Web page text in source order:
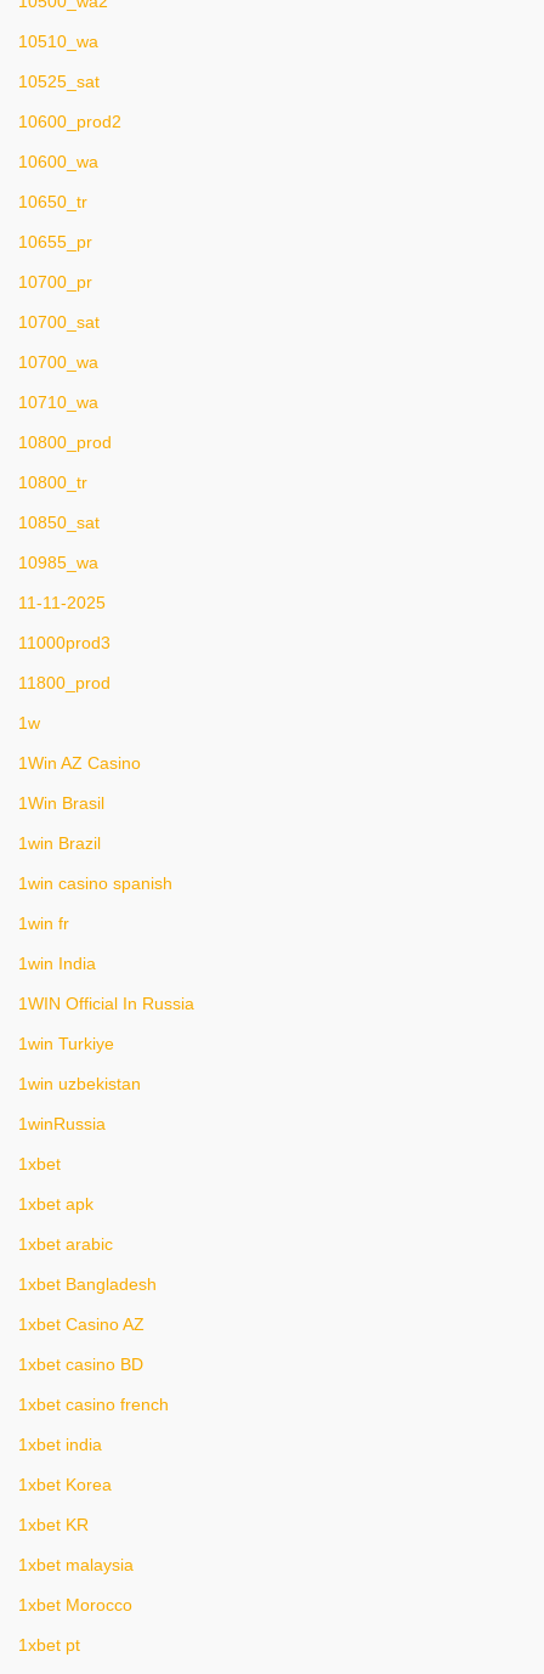
10510_wa
10525_sat
10600_prod2
10600_wa
10650_tr
10655_pr
10700_pr
10700_sat
10700_wa
10710_wa
10800_prod
10800_tr
10850_sat
10985_wa
11-11-2025
11000prod3
11800_prod
1w
1Win AZ Casino
1Win Brasil
1win Brazil
1win casino spanish
1win fr
1win India
1WIN Official In Russia
1win Turkiye
1win uzbekistan
1winRussia
1xbet
1xbet apk
1xbet arabic
1xbet Bangladesh
1xbet Casino AZ
1xbet casino BD
1xbet casino french
1xbet india
1xbet Korea
1xbet KR
1xbet malaysia
1xbet Morocco
1xbet pt